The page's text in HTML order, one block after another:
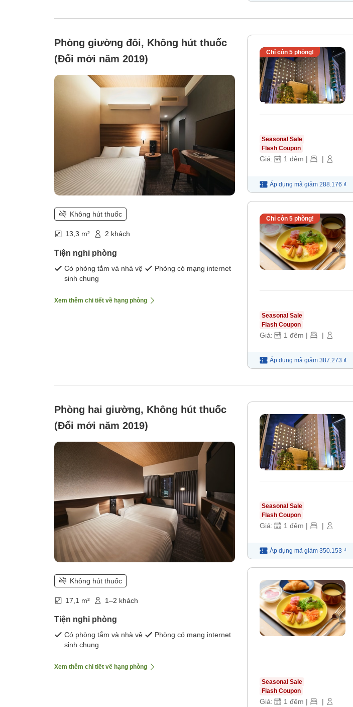
Phòng giường đôi, Không hút thuốc
(Đổi mới năm 2019)
Không hút thuốc
13,3 m² 2 khách
Tiện nghi phòng
Có phòng tắm và nhà vệ
sinh chung
Phòng có mạng internet
Xem thêm chi tiết về hạng phòng
Chỉ còn 5phòng!
Seasonal Sale
Flash Coupon
Giá: 1 đêm | |
Áp dụng mã giảm 288.176 ₫
Chỉ còn 5phòng!
Seasonal Sale
Flash Coupon
Giá: 1 đêm | |
Áp dụng mã giảm 387.273 ₫
Phòng hai giường, Không hút thuốc
(Đổi mới năm 2019)
Không hút thuốc
17,1 m² 1–2 khách
Tiện nghi phòng
Có phòng tắm và nhà vệ
sinh chung
Phòng có mạng internet
Xem thêm chi tiết về hạng phòng
Seasonal Sale
Flash Coupon
Giá: 1 đêm | |
Áp dụng mã giảm 350.153 ₫
Seasonal Sale
Flash Coupon
Giá: 1 đêm | |